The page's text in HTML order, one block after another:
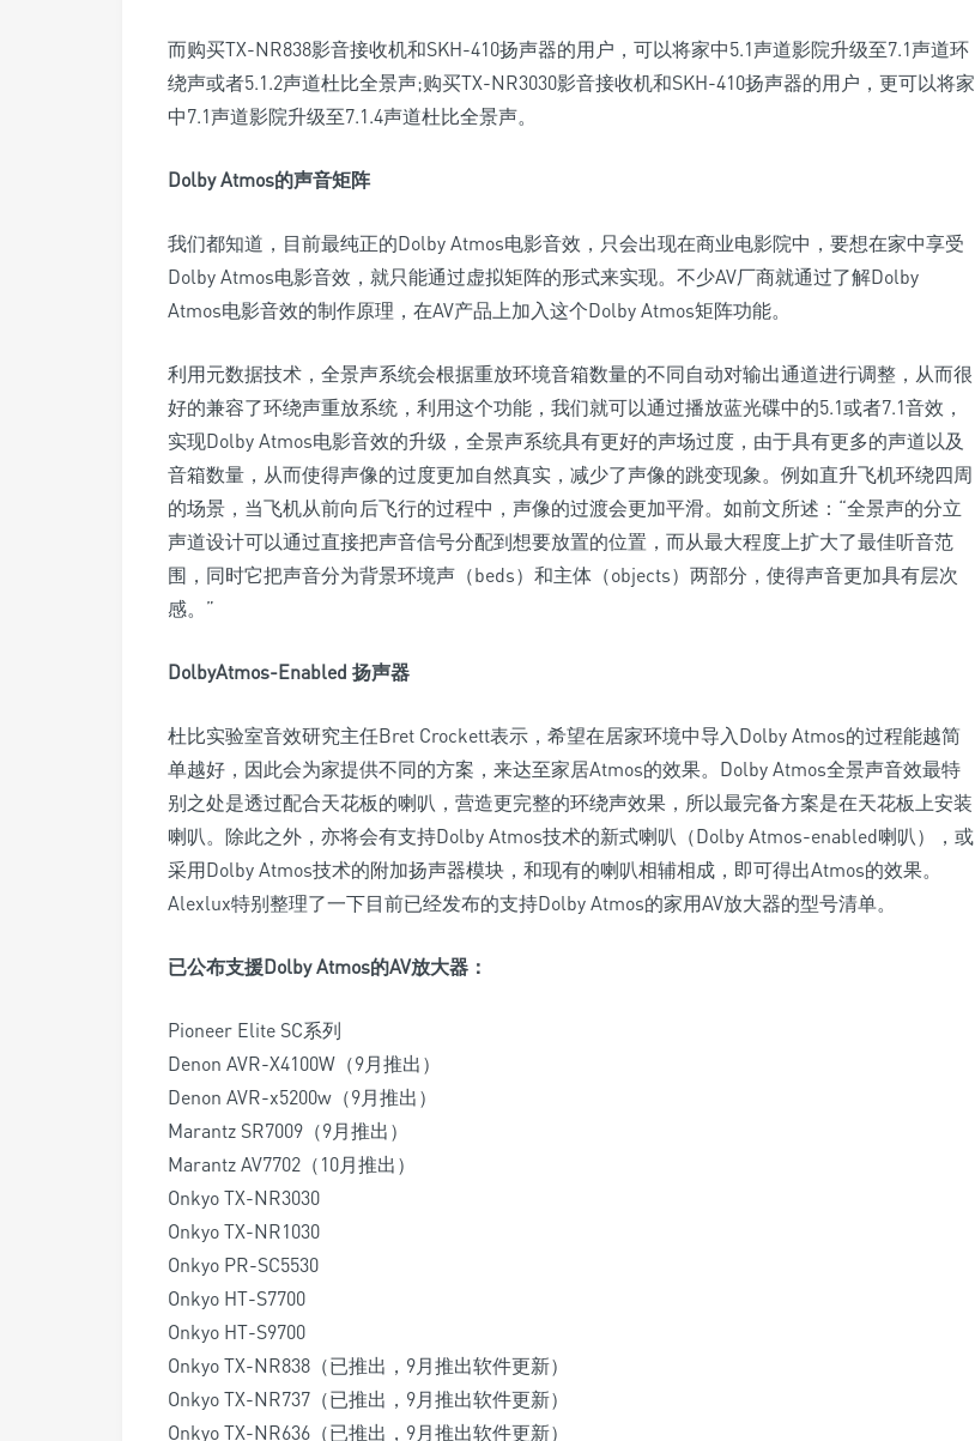
而购买TX-NR838影音接收机和SKH-410扬声器的用户，可以将家中5.1声道影院升级至7.1声道环
绕声或者5.1.2声道杜比全景声;购买TX-NR3030影音接收机和SKH-410扬声器的用户，更可以将家
中7.1声道影院升级至7.1.4声道杜比全景声。
Dolby Atmos的声音矩阵
我们都知道，目前最纯正的Dolby Atmos电影音效，只会出现在商业电影院中，要想在家中享受
Dolby Atmos电影音效，就只能通过虚拟矩阵的形式来实现。不少AV厂商就通过了解Dolby
Atmos电影音效的制作原理，在AV产品上加入这个Dolby Atmos矩阵功能。
利用元数据技术，全景声系统会根据重放环境音箱数量的不同自动对输出通道进行调整，从而很
好的兼容了环绕声重放系统，利用这个功能，我们就可以通过播放蓝光碟中的5.1或者7.1音效，
实现Dolby Atmos电影音效的升级，全景声系统具有更好的声场过度，由于具有更多的声道以及
音箱数量，从而使得声像的过度更加自然真实，减少了声像的跳变现象。例如直升飞机环绕四周
的场景，当飞机从前向后飞行的过程中，声像的过渡会更加平滑。如前文所述：“全景声的分立
声道设计可以通过直接把声音信号分配到想要放置的位置，而从最大程度上扩大了最佳听音范
围，同时它把声音分为背景环境声（beds）和主体（objects）两部分，使得声音更加具有层次
感。”
DolbyAtmos-Enabled 扬声器
杜比实验室音效研究主任Bret Crockett表示，希望在居家环境中导入Dolby Atmos的过程能越简
单越好，因此会为家提供不同的方案，来达至家居Atmos的效果。Dolby Atmos全景声音效最特
别之处是透过配合天花板的喇叭，营造更完整的环绕声效果，所以最完备方案是在天花板上安装
喇叭。除此之外，亦将会有支持Dolby Atmos技术的新式喇叭（Dolby Atmos-enabled喇叭），或
采用Dolby Atmos技术的附加扬声器模块，和现有的喇叭相辅相成，即可得出Atmos的效果。
Alexlux特别整理了一下目前已经发布的支持Dolby Atmos的家用AV放大器的型号清单。
已公布支援Dolby Atmos的AV放大器：
Pioneer Elite SC系列
Denon AVR-X4100W（9月推出）
Denon AVR-x5200w（9月推出）
Marantz SR7009（9月推出）
Marantz AV7702（10月推出）
Onkyo TX-NR3030
Onkyo TX-NR1030
Onkyo PR-SC5530
Onkyo HT-S7700
Onkyo HT-S9700
Onkyo TX-NR838（已推出，9月推出软件更新）
Onkyo TX-NR737（已推出，9月推出软件更新）
Onkyo TX-NR636（已推出，9月推出软件更新）